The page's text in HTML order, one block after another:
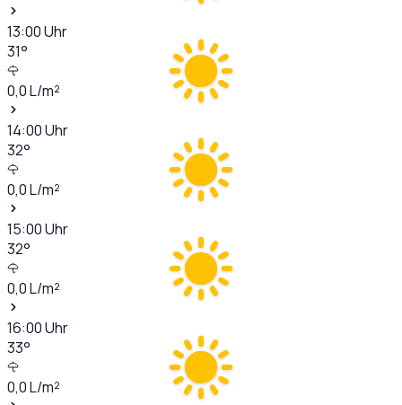
13:00Uhr
31°
0,0L/m²
14:00Uhr
32°
0,0L/m²
15:00Uhr
32°
0,0L/m²
16:00Uhr
33°
0,0L/m²